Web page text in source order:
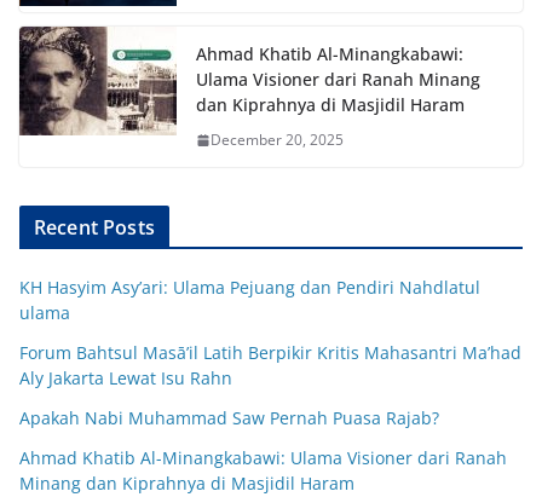
Ahmad Khatib Al-Minangkabawi:
Ulama Visioner dari Ranah Minang
dan Kiprahnya di Masjidil Haram
December 20, 2025
Recent Posts
KH Hasyim Asy’ari: Ulama Pejuang dan Pendiri Nahdlatul
ulama
Forum Bahtsul Masā’il Latih Berpikir Kritis Mahasantri Ma’had
Aly Jakarta Lewat Isu Rahn
Apakah Nabi Muhammad Saw Pernah Puasa Rajab?
Ahmad Khatib Al-Minangkabawi: Ulama Visioner dari Ranah
Minang dan Kiprahnya di Masjidil Haram